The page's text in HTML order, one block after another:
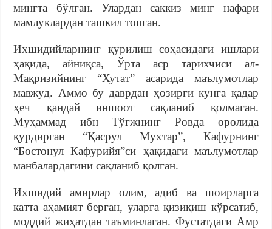
мингта бўлган. Улардан саккиз минг нафари
мамлуклардан ташкил топган.
Ихшидийларнинг қурилиш соҳасидаги ишлари
ҳақида, айниқса, Ўрта аср тарихчиси ал-
Мақризийнинг “Хутат” асарида маълумотлар
мавжуд. Аммо бу даврдан ҳозирги кунга қадар
ҳеч қандай иншоот сақланиб қолмаган.
Муҳаммад ибн Тўғжнинг Ровда оролида
қурдирган “Қасрул Мухтар”, Кафурнинг
“Бостонул Кафурийя”си ҳақидаги маълумотлар
манбалардагини сақланиб қолган.
Ихшидий амирлар олим, адиб ва шоирларга
катта аҳамият берган, уларга қизиқиш кўрсатиб,
моддий жиҳатдан таъминлаган. Фустатдаги Амр